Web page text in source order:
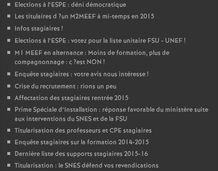
Elections à l’ESPE : déni démocratique
Les titulaires d ?un M2MEEFà mi-temps en 2015
Infos stagiaires !
Elections à l’ESPE : votez pour la liste unitaire FSU - UNEF!
M1 MEEFen alternance : Moins de formation, plus de
compagnonnage : c?est NON !
Enquête stagiaires : votre avis nous intéresse!
Crise du recrutement : rions un peu
Affectation des stagiaires rentrée 2015
Prime Spéciale d’Installation : réponse favorable du ministère suite
aux interventions duSNESet de la FSU
Titularisation des professeurs etCPE stagiaires
Enquête stagiaires sur la formation 2014-2015
Dernière liste des supports stagiaires 2015-16
Titularisation : leSNESdéfend vos revendications